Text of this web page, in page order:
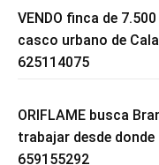
VENDO finca de
casco urbano de
625114075
ORIFLAME busca
trabajar desde
659155292